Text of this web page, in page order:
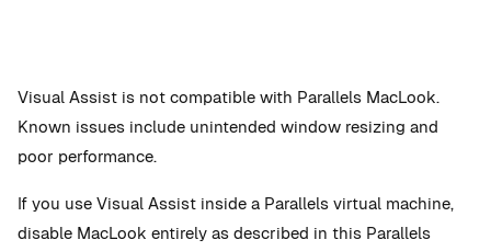
Visual Assist is not compatible with Parallels MacLook.
Known issues include unintended window resizing and
poor performance.
If you use Visual Assist inside a Parallels virtual machine,
disable MacLook entirely as described in this Parallels